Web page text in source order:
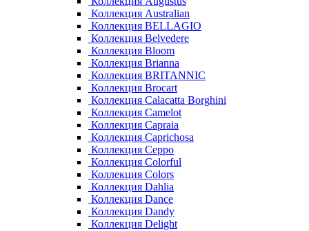
Коллекция Australian
Коллекция BELLAGIO
Коллекция Belvedere
Коллекция Bloom
Коллекция Brianna
Коллекция BRITANNIC
Коллекция Brocart
Коллекция Calacatta Borghini
Коллекция Camelot
Коллекция Capraia
Коллекция Caprichosa
Коллекция Ceppo
Коллекция Colorful
Коллекция Colors
Коллекция Dahlia
Коллекция Dance
Коллекция Dandy
Коллекция Delight